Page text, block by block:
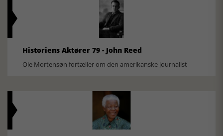
Historiens Aktører 79 - John Reed
Ole Mortensøn fortæller om den amerikanske journalist